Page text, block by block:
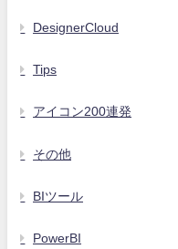
DesignerCloud
Tips
アイコン200連発
その他
BIツール
PowerBI